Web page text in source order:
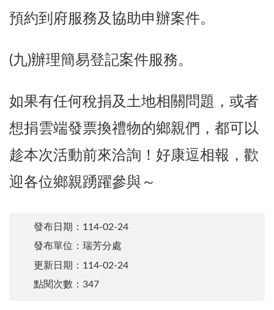
預約到府服務及協助申辦案件。
(九)辦理簡易登記案件服務。
如果有任何稅捐及土地相關問題，或者
想捐雲端發票換禮物的鄉親們，都可以
趁本次活動前來洽詢！好康逗相報，歡
迎各位鄉親踴躍參與～
發布日期： 114-02-24
發布單位：瑞芳分處
更新日期： 114-02-24
點閱次數：347